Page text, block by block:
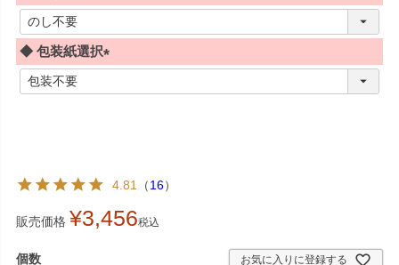
必
須
◆ 包装紙選択
必
4.81 （16）
販売価格 ¥3,456税込
お気に入りに登録する